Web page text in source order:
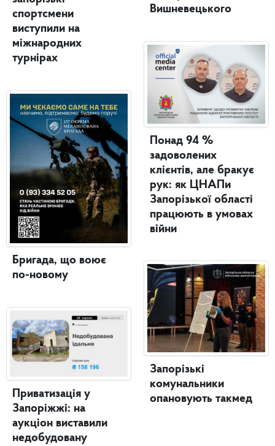
спортсмени
виступили на
міжнародних
турнірах
Бригада, що воює
по-новому
Приватизація у
Запоріжжі: на
аукціон виставили
недобудовану
Вишневецького
Понад 94 %
задоволених
клієнтів, але бракує
рук: як ЦНАПи
Запорізької області
працюють в умовах
війни
Запорізькі
комунальники
опановують такмед